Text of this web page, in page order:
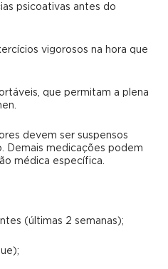
psicoativas antes do
vigorosos na hora que
que permitam a plena
devem ser suspensos
Demais medicações podem
médica específica.
(últimas 2 semanas);